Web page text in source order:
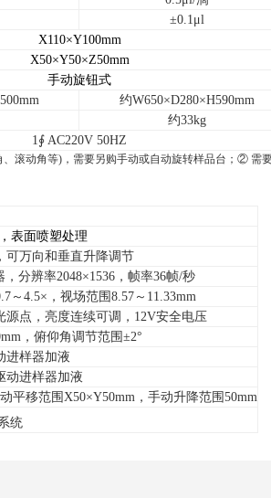
±0.1μl
X110×Y100mm
X50×Y50×Z50mm
手动旋钮式
约W650×D280×H590mm
约33kg
1∮ AC220V 50HZ
滚动角等)，需要另购手动或自动旋转样品台； ② 需
表面喷塑处理
可万向和垂直升降调节
，分辨率2048×1536，帧率36帧/秒
～4.5×，视场范围8.57 ～ 11.33mm
源点，亮度连续可调，12V安全电压
，俯仰角调节范围±2°
进样器加液
动进样器加液
平移范围X50×Y50mm，手动升降范围50mm
统